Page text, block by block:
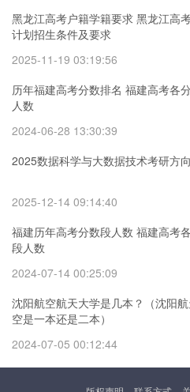
黑龙江高考户籍学籍要求 黑龙江高
计划招生条件及要求
2025-11-19 03:19:56
历年福建高考分数排名 福建高考各
人数
2024-06-28 13:30:39
2025数据科学与大数据技术考研方
2025-12-14 09:14:40
福建历年高考分数段人数 福建高考
段人数
2024-07-14 00:25:09
沈阳航空航天大学是几本？（沈阳
空是一本还是二本）
2024-07-05 00:12:44